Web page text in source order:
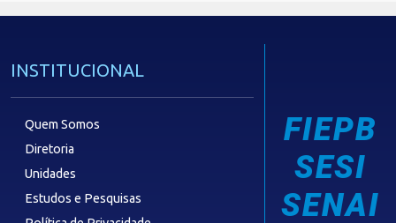
INSTITUCIONAL
Quem Somos
Diretoria
Unidades
Estudos e Pesquisas
FIEPB
SESI
SENAI